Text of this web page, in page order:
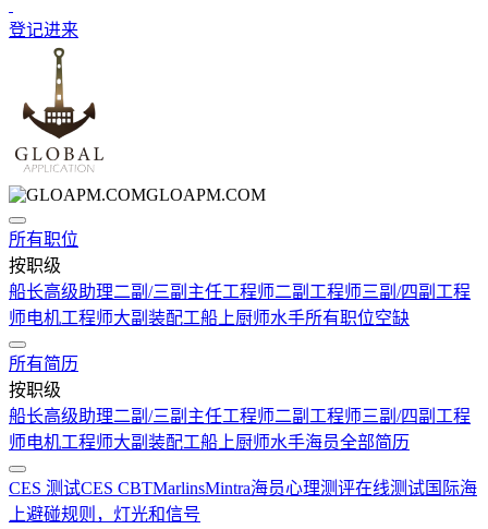
登记进来
GLOAPM.COM
所有职位
按职级
船长高级助理二副/三副 主任工程师二副工程师三副/四副工程
师电机工程师大副 装配工船上厨师水手所有职位空缺
所有简历
按职级
船长高级助理二副/三副 主任工程师二副工程师三副/四副工程
师电机工程师大副 装配工船上厨师水手海员全部简历
CES 测试CES CBTMarlinsMintra海员心理测评在线测试国际海
上避碰规则，灯光和信号